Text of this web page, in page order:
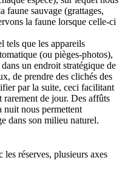
faune sauvage (grattages,
la faune lorsque celle-ci
tels que les appareils
(ou pièges-photos),
un endroit stratégique de
de prendre des clichés des
par la suite, ceci facilitant
rarement de jour. Des affûts
nuit nous permettent
dans son milieu naturel.
réserves, plusieurs axes